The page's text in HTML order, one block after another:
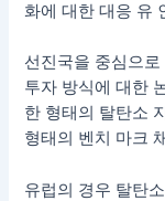
화에 대한 대응 유
선진국을 중심으
투자 방식에 대한
한 형태의 탈탄소
형태의 벤치 마크
유럽의 경우 탈탄